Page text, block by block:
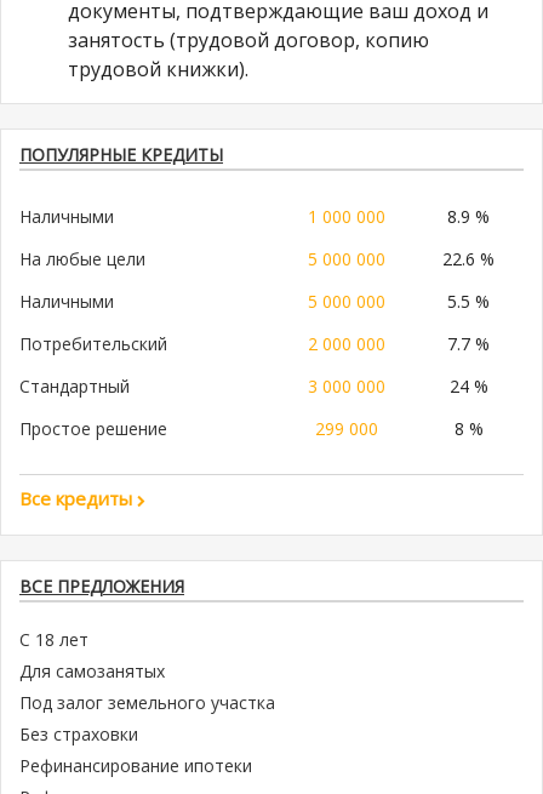
документы, подтверждающие ваш доход и
занятость (трудовой договор, копию
трудовой книжки).
ПОПУЛЯРНЫЕ КРЕДИТЫ
Наличными 1 000 000
8.9 %
На любые цели
5 000 000
22.6 %
Наличными
5 000 000
5.5 %
Потребительский
2 000 000
7.7 %
Стандартный
3 000 000
24 %
Простое решение
299 000 8 %
Все кредиты
ВСЕ ПРЕДЛОЖЕНИЯ
С 18 лет
Для самозанятых
Под залог земельного участка
Без страховки
Рефинансирование ипотеки